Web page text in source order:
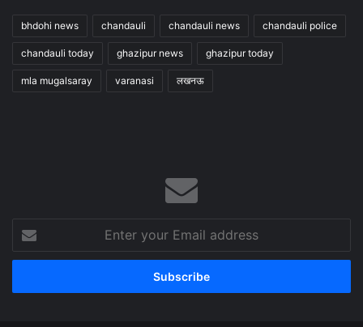
bhdohi news chandauli chandauli news chandauli police
chandauli today ghazipur news ghazipur today
mla mugalsaray varanasi लखनऊ
your
Email